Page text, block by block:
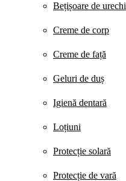
Bețișoare de urechi
Creme de corp
Creme de față
Geluri de duș
Igienă dentară
Loțiuni
Protecție solară
Protecție de vară